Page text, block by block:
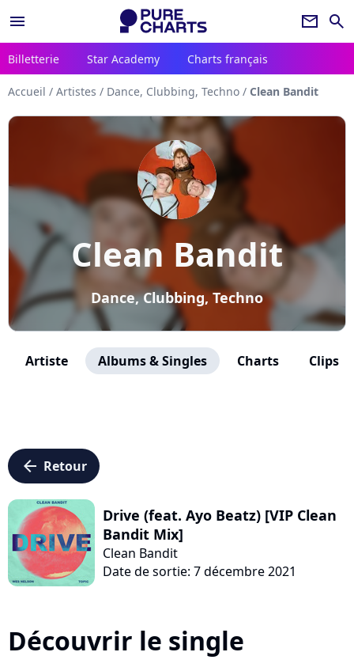
menu newsletter search
Billetterie Star Academy Charts français
Accueil / Artistes / Dance, Clubbing, Techno / Clean Bandit
Clean Bandit
Dance, Clubbing, Techno
Artiste Albums & Singles Charts Clips
arrow_left Retour
Drive (feat. Ayo Beatz) [VIP Clean
Bandit Mix]
Clean Bandit
Date de sortie: 7 décembre 2021
Découvrir le single